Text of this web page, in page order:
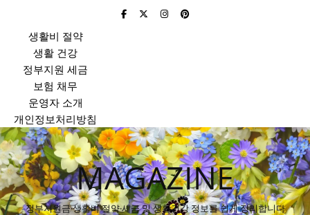
생활비 절약
생활 건강
정부지원 세금
보험 채무
운영자 소개
개인정보처리방침
MAGAZINE
정부지원금·생활비 절약·세금 및 생활건강 정보를 쉽게 정리합니다